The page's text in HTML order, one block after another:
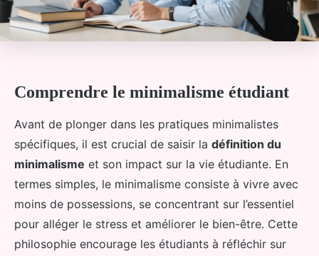
Comprendre le minimalisme étudiant
Avant de plonger dans les pratiques minimalistes
spécifiques, il est crucial de saisir la définition du
minimalisme et son impact sur la vie étudiante. En
termes simples, le minimalisme consiste à vivre avec
moins de possessions, se concentrant sur l’essentiel
pour alléger le stress et améliorer le bien-être. Cette
philosophie encourage les étudiants à réfléchir sur